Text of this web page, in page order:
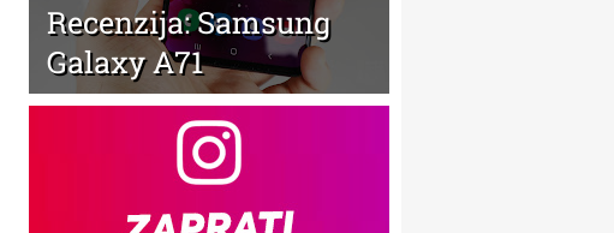
Recenzija: Samsung
Galaxy A71